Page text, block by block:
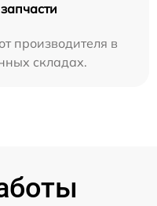
производителя в
складах.